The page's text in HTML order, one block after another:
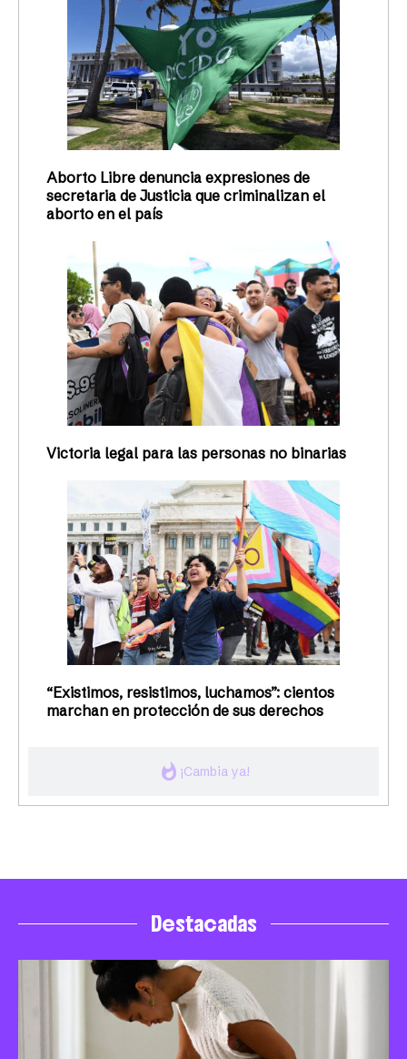
whatshot ¡Cambia ya!
Aborto Libre denuncia expresiones de
secretaria de Justicia que criminalizan el
aborto en el país
Victoria legal para las personas no binarias
“Existimos, resistimos, luchamos”: cientos
marchan en protección de sus derechos
Destacadas